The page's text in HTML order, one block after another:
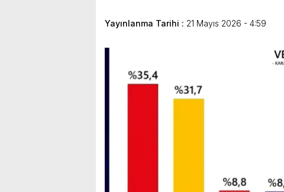
Yayınlanma Tarihi : 21 Mayıs 2026 - 4:59